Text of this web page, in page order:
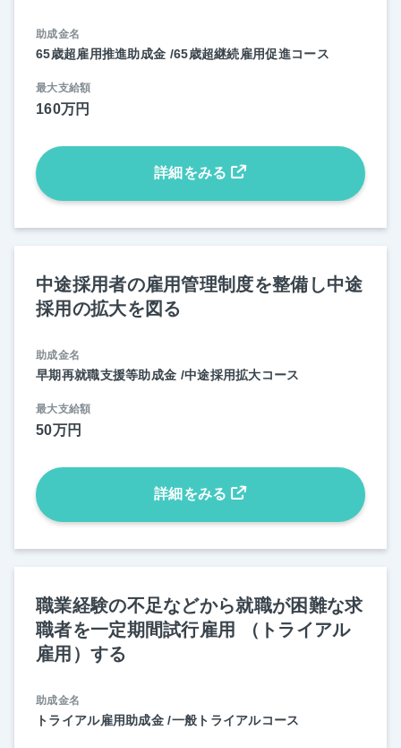
助成金名
65歳超雇用推進助成金 /65歳超継続雇用促進コース
最大支給額
160万円
詳細をみる
中途採用者の雇用管理制度を整備し中途
採用の拡大を図る
助成金名
早期再就職支援等助成金 /中途採用拡大コース
最大支給額
50万円
詳細をみる
職業経験の不足などから就職が困難な求
職者を一定期間試行雇用 （トライアル
雇用）する
助成金名
トライアル雇用助成金 /一般トライアルコース